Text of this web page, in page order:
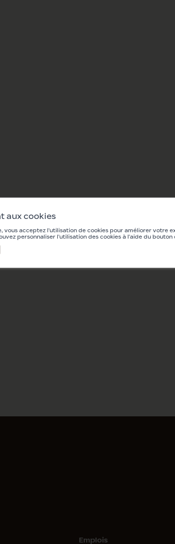
Emplois
aux cookies
vous acceptez l'utilisation de cookies pour améliorer votre
personnaliser l'utilisation des cookies à l'aide du bouton